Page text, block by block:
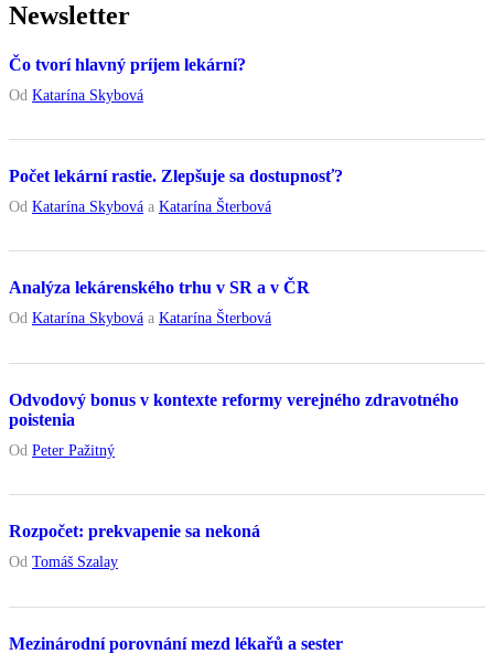
Newsletter
Čo tvorí hlavný príjem lekární?
Od Katarína Skybová
Počet lekární rastie. Zlepšuje sa dostupnosť?
Od Katarína Skybová a Katarína Šterbová
Analýza lekárenského trhu v SR a v ČR
Od Katarína Skybová a Katarína Šterbová
Odvodový bonus v kontexte reformy verejného zdravotného
poistenia
Od Peter Pažitný
Rozpočet: prekvapenie sa nekoná
Od Tomáš Szalay
Mezinárodní porovnání mezd lékařů a sester